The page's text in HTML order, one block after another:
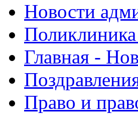
Новости
Главная -
Право и